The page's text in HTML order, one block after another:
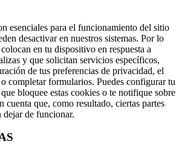
esenciales para el funcionamiento del sitio
desactivar en nuestros sistemas. Por lo
en tu dispositivo en respuesta a
y que solicitan servicios específicos,
de tus preferencias de privacidad, el
completar formularios. Puedes configurar tu
bloquee estas cookies o te notifique sobre
cuenta que, como resultado, ciertas partes
de funcionar.